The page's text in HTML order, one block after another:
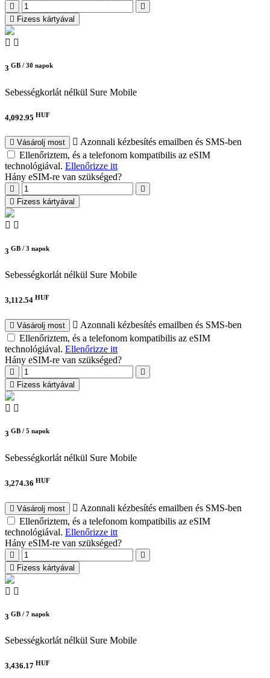
Fizess kártyával
3 GB / 30 napok
Sebességkorlát nélkül Sure Mobile
4,092.95 HUF
Vásárolj most
Azonnali kézbesítés emailben és SMS-ben
Ellenőriztem, és a telefonom kompatibilis az eSIM
technológiával. Ellenőrizze itt
Hány eSIM-re van szükséged?
Fizess kártyával
3 GB / 3 napok
Sebességkorlát nélkül Sure Mobile
3,112.54 HUF
Vásárolj most
Azonnali kézbesítés emailben és SMS-ben
Ellenőriztem, és a telefonom kompatibilis az eSIM
technológiával. Ellenőrizze itt
Hány eSIM-re van szükséged?
Fizess kártyával
3 GB / 5 napok
Sebességkorlát nélkül Sure Mobile
3,274.36 HUF
Vásárolj most
Azonnali kézbesítés emailben és SMS-ben
Ellenőriztem, és a telefonom kompatibilis az eSIM
technológiával. Ellenőrizze itt
Hány eSIM-re van szükséged?
Fizess kártyával
3 GB / 7 napok
Sebességkorlát nélkül Sure Mobile
3,436.17 HUF